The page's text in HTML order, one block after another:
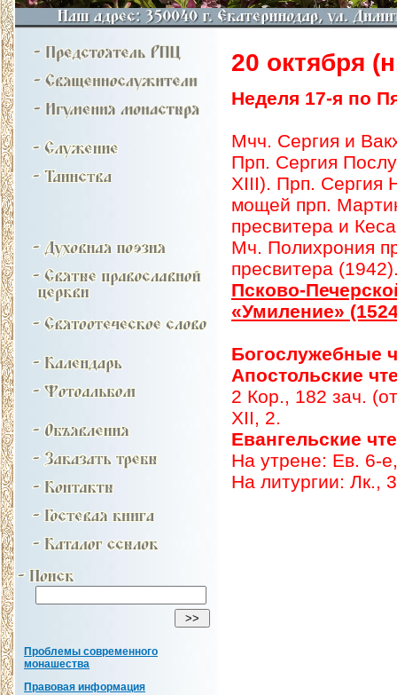
Проблемы современного
монашества
Правовая информация
20 октября
Неделя 17-я по
Мчч. Сергия и
Прп. Сергия
XIII). Прп. Сергия
мощей прп.
пресвитера и
Мч. Полихрония
пресвитера
Псково-
«Умиление»
Богослужебные
Апостольские
2 Кор., 182 зач.
XII, 2.
Евангельские
На утрене: Ев. 6-
На литургии: Лк.,